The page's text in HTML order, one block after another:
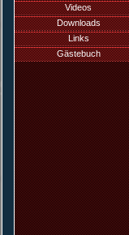
Videos
Downloads
Links
Gästebuch